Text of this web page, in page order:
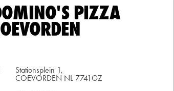
PIZZA
Stationsplein 1,
COEVORDEN NL 7741GZ